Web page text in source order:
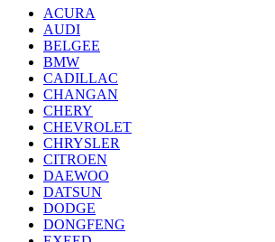
ACURA
AUDI
BELGEE
BMW
CADILLAC
CHANGAN
CHERY
CHEVROLET
CHRYSLER
CITROEN
DAEWOO
DATSUN
DODGE
DONGFENG